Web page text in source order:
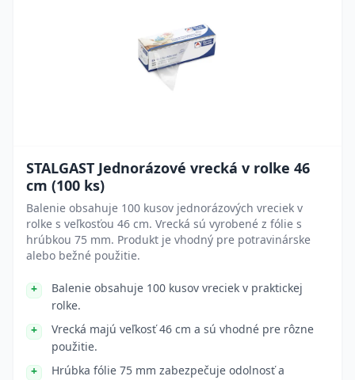
STALGAST Jednorázové vrecká v rolke 46
cm (100 ks)
Balenie obsahuje 100 kusov jednorázových vreciek v
rolke s veľkosťou 46 cm. Vrecká sú vyrobené z fólie s
hrúbkou 75 mm. Produkt je vhodný pre potravinárske
alebo bežné použitie.
Balenie obsahuje 100 kusov vreciek v praktickej
rolke.
Vrecká majú veľkosť 46 cm a sú vhodné pre rôzne
použitie.
Hrúbka fólie 75 mm zabezpečuje odolnosť a